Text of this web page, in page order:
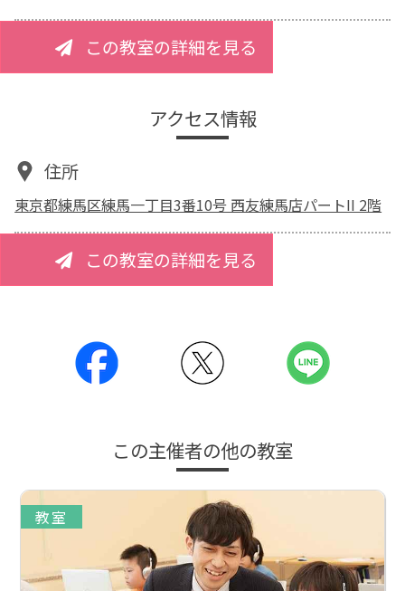
この教室の詳細を見る
アクセス情報
住所
東京都練馬区練馬一丁目3番10号 西友練馬店パートII 2階
この教室の詳細を見る
この主催者の他の教室
教室